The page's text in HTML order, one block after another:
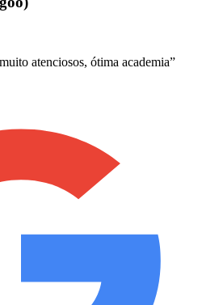
atenciosos, ótima academia”